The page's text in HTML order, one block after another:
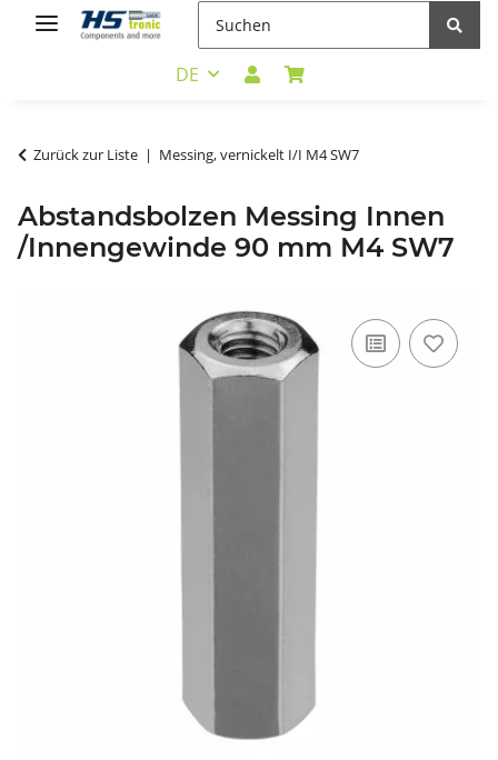
DE
Zurück zur Liste Messing, vernickelt I/I M4 SW7
Abstandsbolzen Messing Innen
/Innengewinde 90 mm M4 SW7